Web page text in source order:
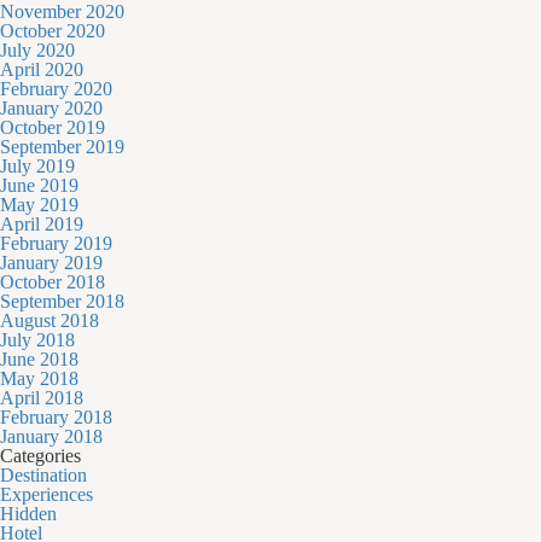
November 2020
October 2020
July 2020
April 2020
February 2020
January 2020
October 2019
September 2019
July 2019
June 2019
May 2019
April 2019
February 2019
January 2019
October 2018
September 2018
August 2018
July 2018
June 2018
May 2018
April 2018
February 2018
January 2018
Categories
Destination
Experiences
Hidden
Hotel